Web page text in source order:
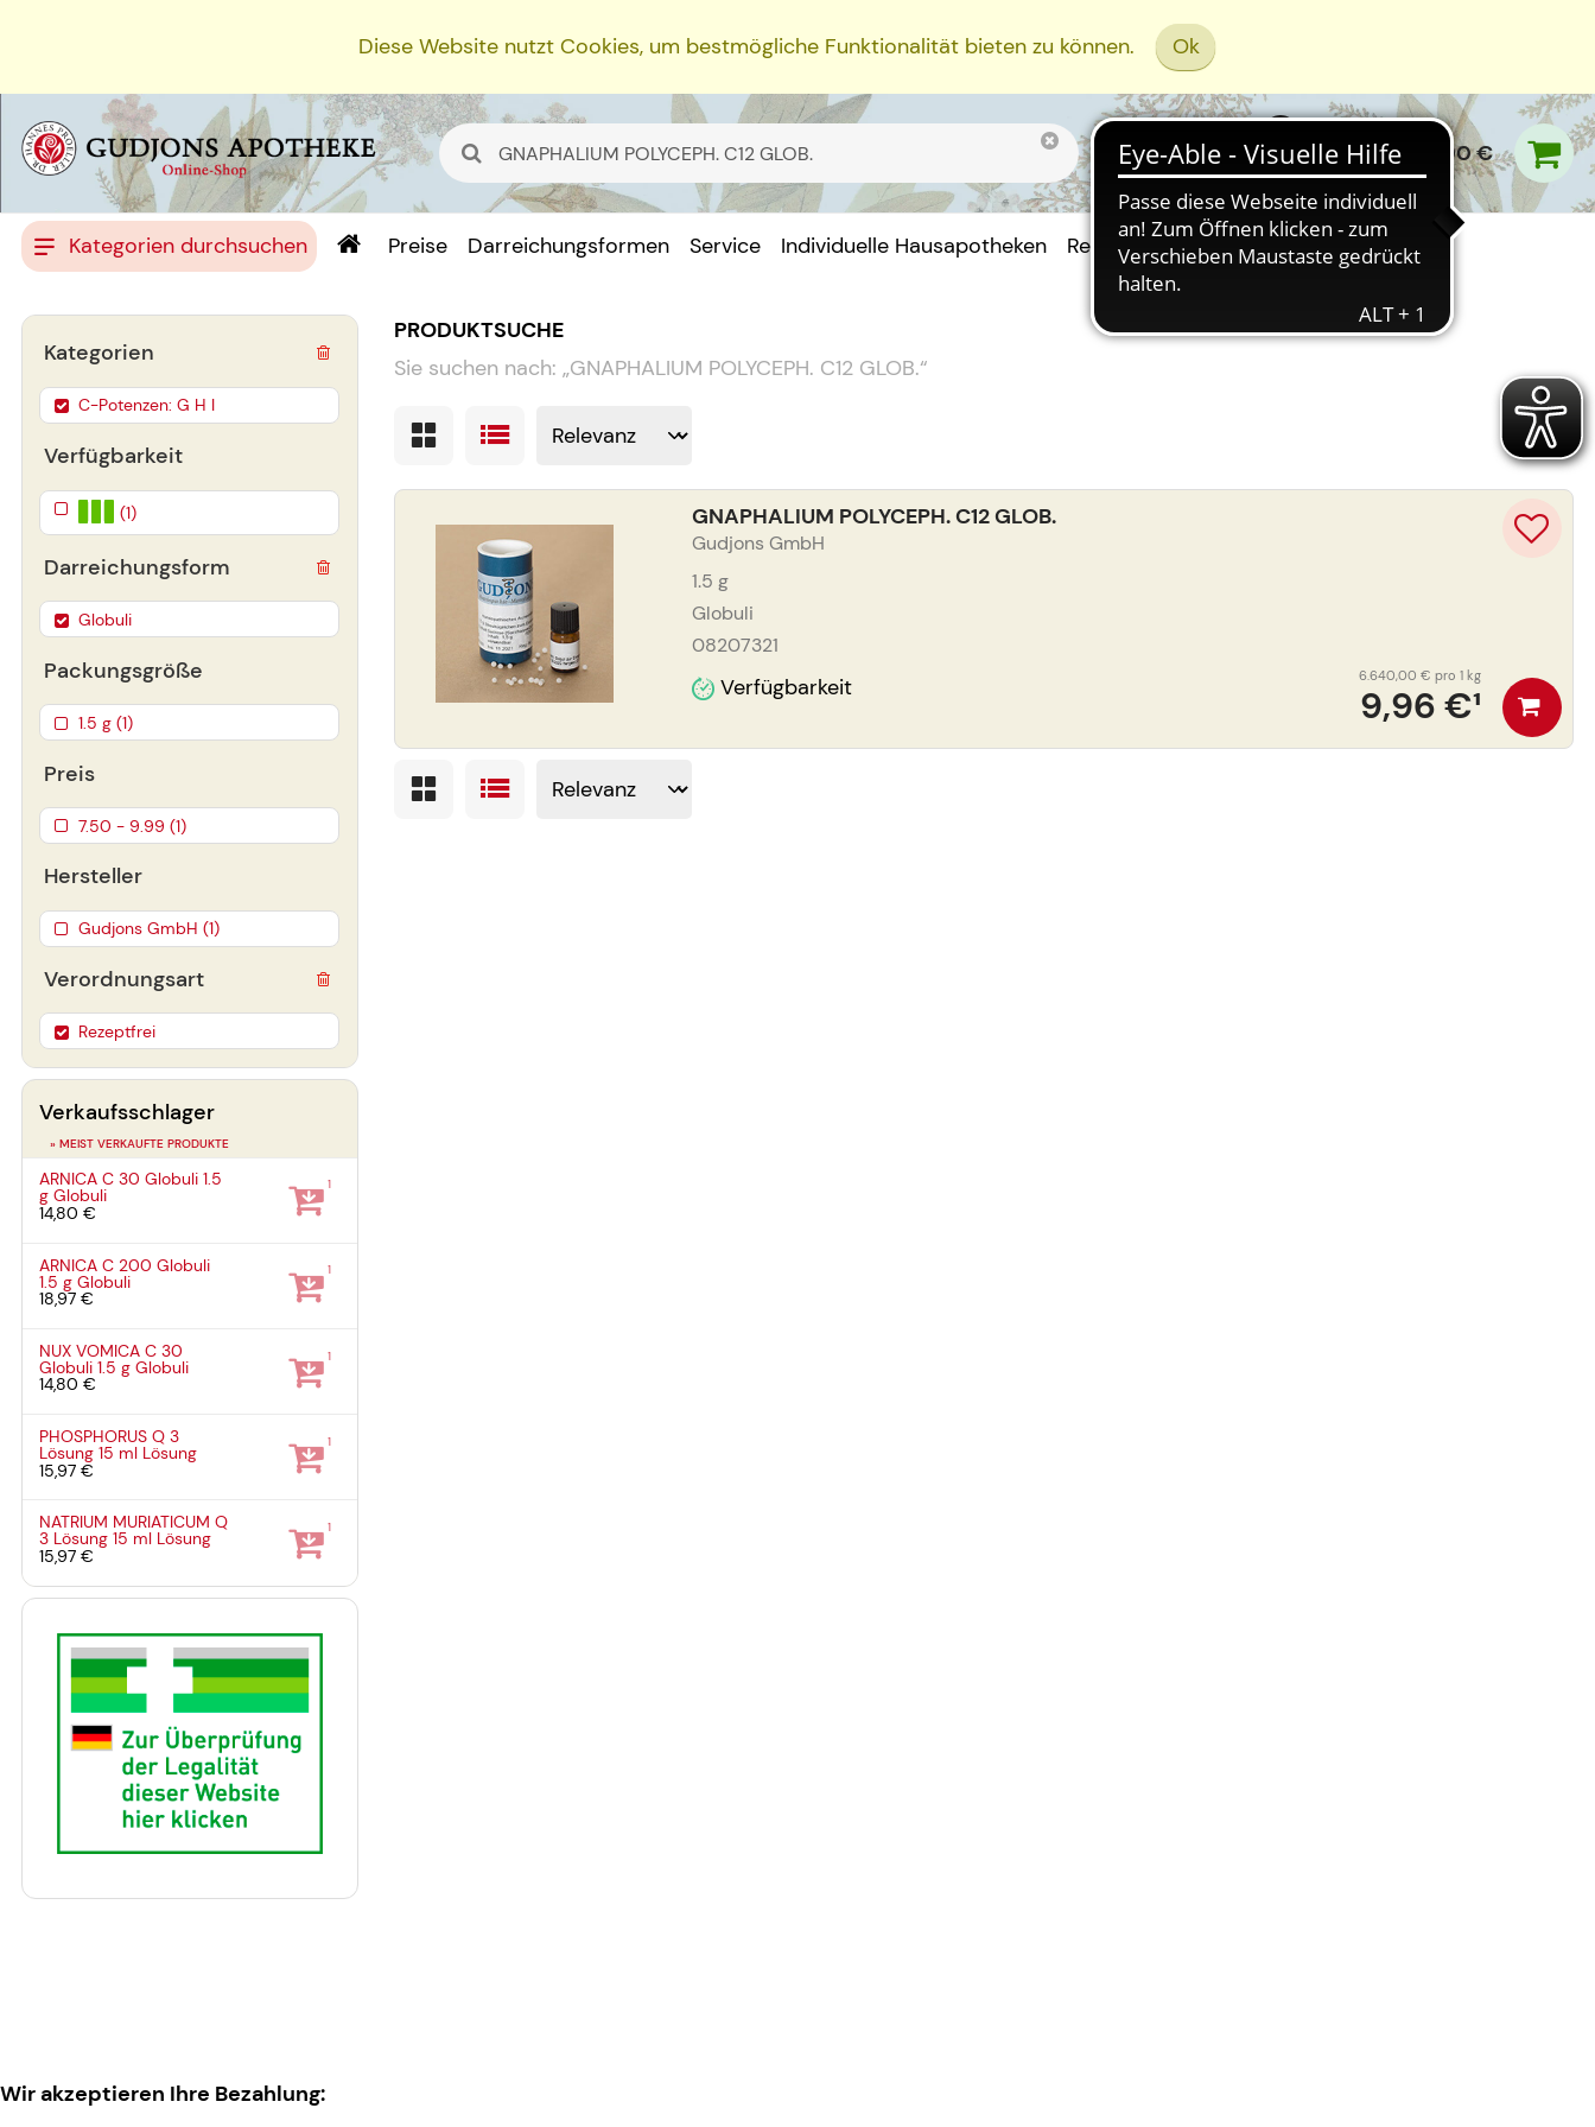
Diese Website nutzt Cookies, um bestmögliche Funktionalität bieten zu können. Ok
0,00 €
Kategorien durchsuchen Preise Darreichungsformen Service Individuelle Hausapotheken Rezept Einreichen
PRODUKTSUCHE
Sie suchen nach: „GNAPHALIUM POLYCEPH. C12 GLOB.“
GNAPHALIUM POLYCEPH. C12 GLOB.
Gudjons GmbH
1.5 g
Globuli
08207321
Verfügbarkeit 9,96 €¹
6.640,00 € pro 1 kg
Verfügbarkeit
(1)
Darreichungsform
Globuli
Packungsgröße
1.5 g (1)
Preis
7.50 - 9.99 (1)
Hersteller
Gudjons GmbH (1)
Kategorien
C-Potenzen: G H I
Verordnungsart
Rezeptfrei
Verkaufsschlager
» MEIST VERKAUFTE PRODUKTE
ARNICA C 30 Globuli1.5
gGlobuli
14,80 €
1
ARNICA C 200 Globuli
1.5 gGlobuli
18,97 €
1
NUX VOMICA C 30
Globuli1.5 gGlobuli
14,80 €
1
PHOSPHORUS Q 3
Lösung15 ml Lösung
15,97 €
1
NATRIUM MURIATICUM Q
3 Lösung15 ml Lösung
15,97 €
1
Wir akzeptieren Ihre Bezahlung: